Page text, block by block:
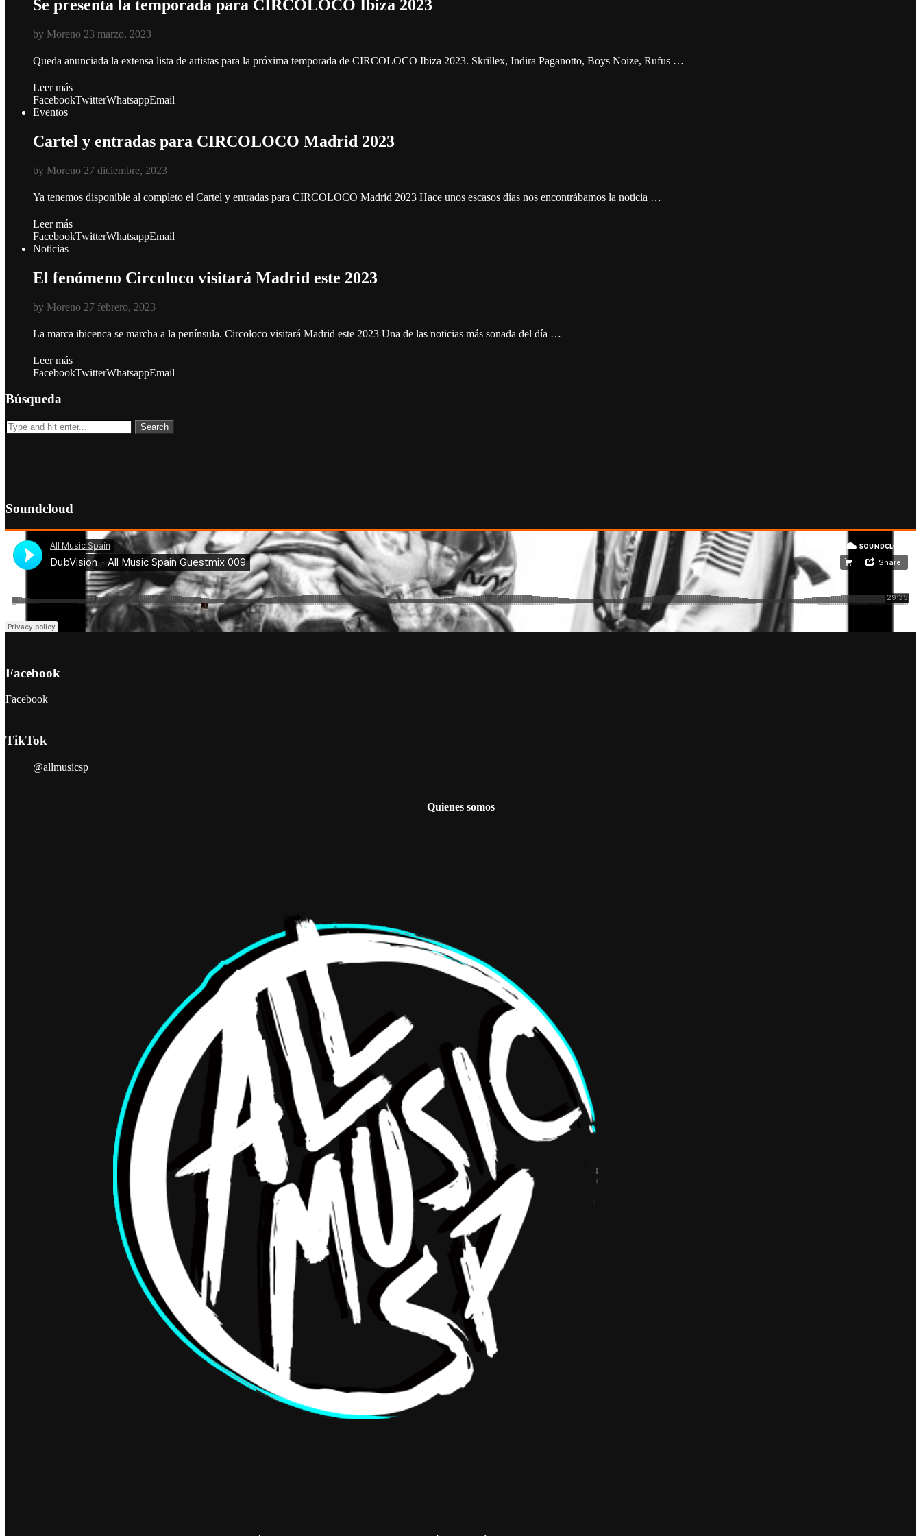
Se presenta la temporada para CIRCOLOCO Ibiza 2023
by Moreno 23 marzo, 2023
Queda anunciada la extensa lista de artistas para la próxima temporada de CIRCOLOCO Ibiza 2023. Skrillex, Indira Paganotto, Boys Noize, Rufus …
Leer más
FacebookTwitterWhatsappEmail
Eventos
Cartel y entradas para CIRCOLOCO Madrid 2023
by Moreno 27 diciembre, 2023
Ya tenemos disponible al completo el Cartel y entradas para CIRCOLOCO Madrid 2023 Hace unos escasos días nos encontrábamos la noticia …
Leer más
FacebookTwitterWhatsappEmail
Noticias
El fenómeno Circoloco visitará Madrid este 2023
by Moreno 27 febrero, 2023
La marca ibicenca se marcha a la península. Circoloco visitará Madrid este 2023 Una de las noticias más sonada del día …
Leer más
FacebookTwitterWhatsappEmail
Búsqueda
Soundcloud
Facebook
Facebook
TikTok
@allmusicsp
Quienes somos